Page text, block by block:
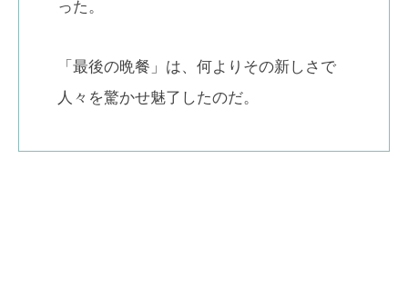
った。
「最後の晩餐」は、何よりその新しさで
人々を驚かせ魅了したのだ。